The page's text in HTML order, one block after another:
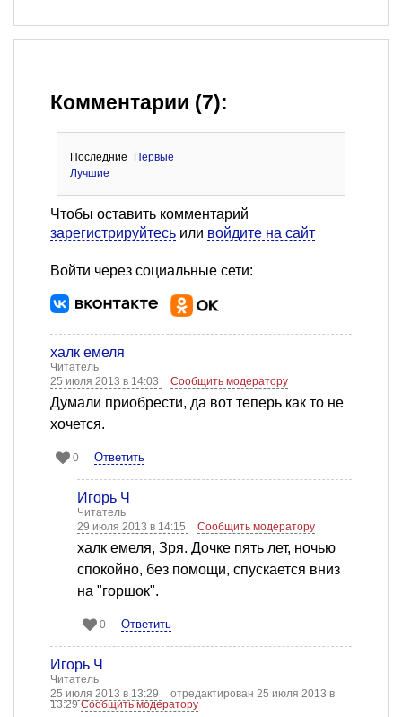
Комментарии (7):
Последние
Первые
Лучшие
Чтобы оставить комментарий
зарегистрируйтесь или войдите на сайт
Войти через социальные сети:
халк емеля
Читатель
25 июля 2013 в 14:03
Сообщить модератору
Думали приобрести, да вот теперь как то не
хочется.
0 Ответить
Игорь Ч
Читатель
29 июля 2013 в 14:15
Сообщить модератору
халк емеля, Зря. Дочке пять лет, ночью
спокойно, без помощи, спускается вниз
на "горшок".
0 Ответить
Игорь Ч
Читатель
25 июля 2013 в 13:29
отредактирован 25 июля 2013 в
13:29Сообщить модератору